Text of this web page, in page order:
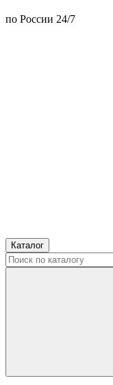
по России 24/7
Каталог